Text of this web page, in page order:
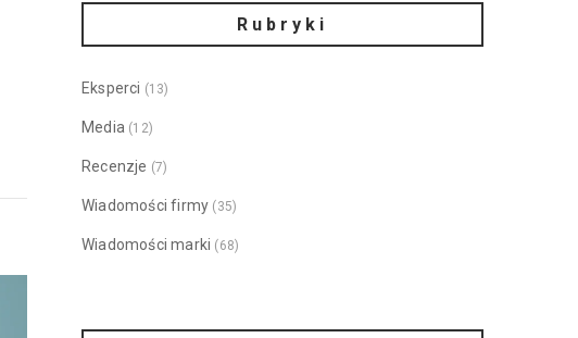
Rubryki
Eksperci (13)
Media (12)
Recenzje (7)
Wiadomości firmy (35)
Wiadomości marki (68)